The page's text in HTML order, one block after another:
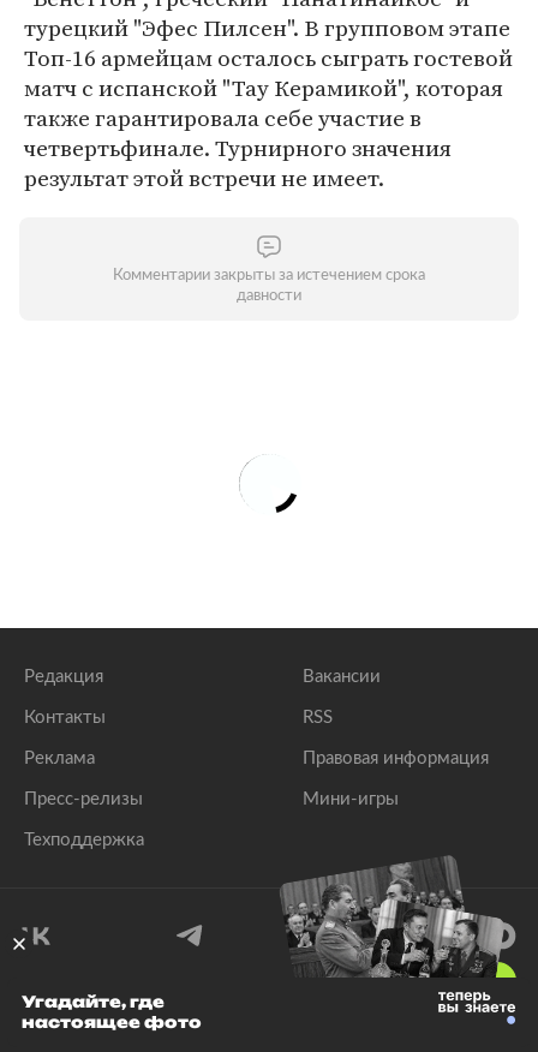
турецкий "Эфес Пилсен". В групповом этапе
Топ-16 армейцам осталось сыграть гостевой
матч с испанской "Тау Керамикой", которая
также гарантировала себе участие в
четвертьфинале. Турнирного значения
результат этой встречи не имеет.
Комментарии закрыты за истечением срока
давности
Редакция
Контакты
Реклама
Пресс-релизы
Техподдержка
Вакансии
RSS
Правовая информация
Мини-игры
© 1999–2026 Все права защищены.
Угадайте, где
настоящее фото